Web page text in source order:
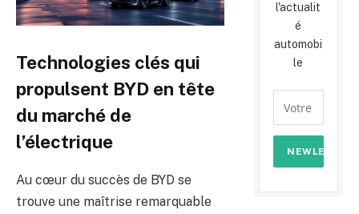
Technologies clés qui
propulsent BYD en tête
du marché de
l’électrique
Au cœur du succès de BYD se
trouve une maîtrise remarquable
l'actualit
é
automobi
le